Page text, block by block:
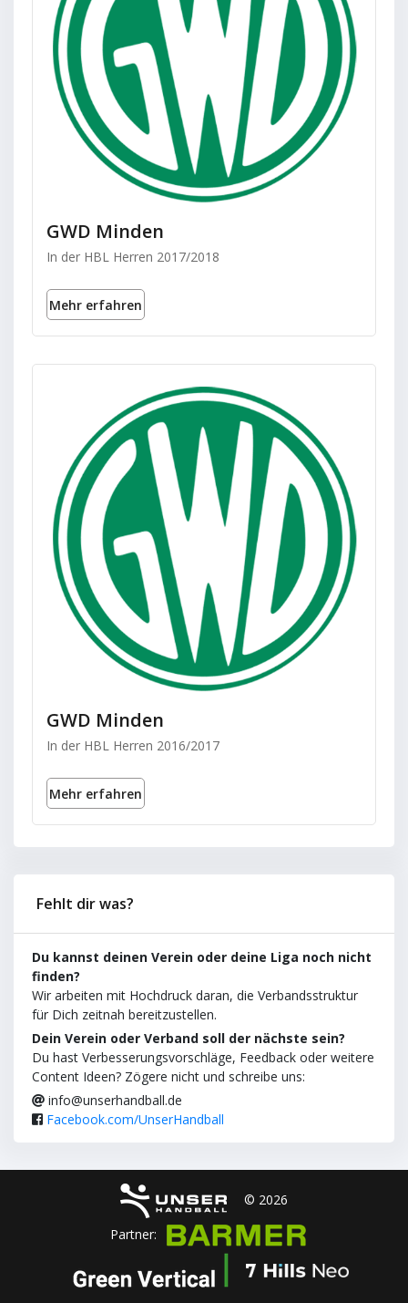
GWD Minden
In der HBL Herren 2017/2018
Mehr erfahren
GWD Minden
In der HBL Herren 2016/2017
Mehr erfahren
Fehlt dir was?
Du kannst deinen Verein oder deine Liga noch nicht
finden?
Wir arbeiten mit Hochdruck daran, die Verbandsstruktur
für Dich zeitnah bereitzustellen.
Dein Verein oder Verband soll der nächste sein?
Du hast Verbesserungsvorschläge, Feedback oder weitere
Content Ideen? Zögere nicht und schreibe uns:
info@unserhandball.de
Facebook.com/UnserHandball
© 2026
Partner: